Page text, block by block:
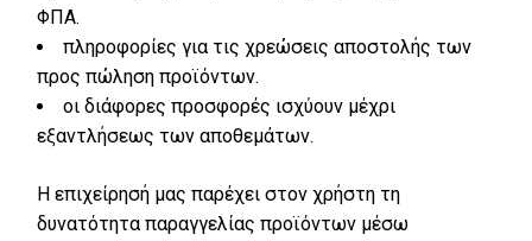
ΦΠΑ.
πληροφορίες για τις χρεώσεις αποστολής των
προς πώληση προϊόντων.
oι διάφορες προσφορές ισχύουν μέχρι
εξαντλήσεως των αποθεμάτων.
Η επιχείρησή μας παρέχει στον χρήστη τη
δυνατότητα παραγγελίας προϊόντων μέσω